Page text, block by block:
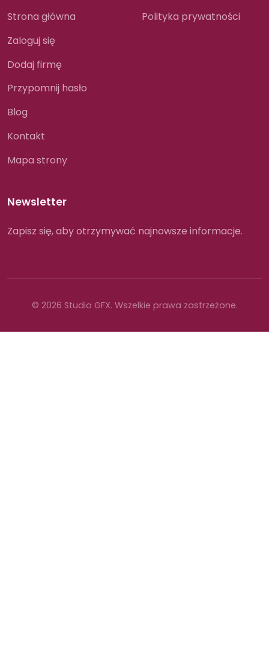
Strona główna
Zaloguj się
Dodaj firmę
Przypomnij hasło
Blog
Kontakt
Mapa strony
Polityka prywatności
Newsletter
Zapisz się, aby otrzymywać najnowsze informacje.
© 2026 Studio GFX. Wszelkie prawa zastrzeżone.